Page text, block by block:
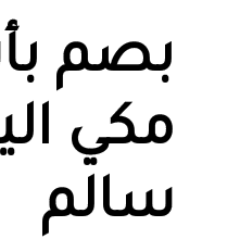
بصم
مكي
سالم